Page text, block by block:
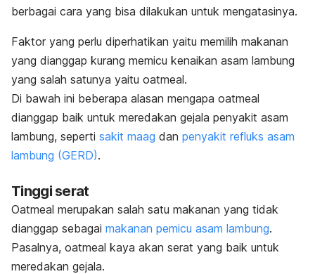
berbagai cara yang bisa dilakukan untuk mengatasinya.
Faktor yang perlu diperhatikan yaitu memilih makanan
yang dianggap kurang memicu kenaikan asam lambung
yang salah satunya yaitu oatmeal.
Di bawah ini beberapa alasan mengapa oatmeal
dianggap baik untuk meredakan gejala penyakit asam
lambung, seperti sakit maag dan penyakit refluks asam
lambung (GERD).
Tinggi serat
Oatmeal merupakan salah satu makanan yang tidak
dianggap sebagai makanan pemicu asam lambung.
Pasalnya, oatmeal kaya akan serat yang baik untuk
meredakan gejala.